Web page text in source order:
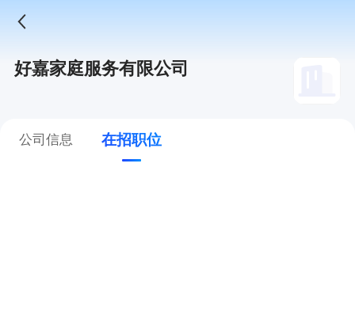
好嘉家庭服务有限公司
公司信息 在招职位